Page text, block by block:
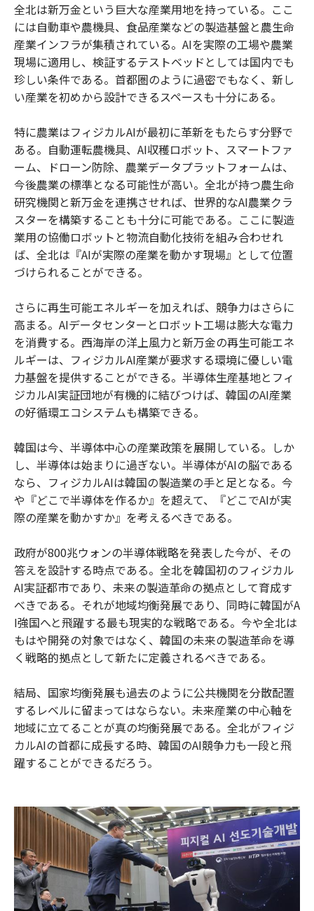
全北は新万金という巨大な産業用地を持っている。ここ
には自動車や農機具、食品産業などの製造基盤と農生命
産業インフラが集積されている。AIを実際の工場や農業
現場に適用し、検証するテストベッドとしては国内でも
珍しい条件である。首都圏のように過密でもなく、新し
い産業を初めから設計できるスペースも十分にある。
特に農業はフィジカルAIが最初に革新をもたらす分野で
ある。自動運転農機具、AI収穫ロボット、スマートファ
ーム、ドローン防除、農業データプラットフォームは、
今後農業の標準となる可能性が高い。全北が持つ農生命
研究機関と新万金を連携させれば、世界的なAI農業クラ
スターを構築することも十分に可能である。ここに製造
業用の協働ロボットと物流自動化技術を組み合わせれ
ば、全北は『AIが実際の産業を動かす現場』として位置
づけられることができる。
さらに再生可能エネルギーを加えれば、競争力はさらに
高まる。AIデータセンターとロボット工場は膨大な電力
を消費する。西海岸の洋上風力と新万金の再生可能エネ
ルギーは、フィジカルAI産業が要求する環境に優しい電
力基盤を提供することができる。半導体生産基地とフィ
ジカルAI実証団地が有機的に結びつけば、韓国のAI産業
の好循環エコシステムも構築できる。
韓国は今、半導体中心の産業政策を展開している。しか
し、半導体は始まりに過ぎない。半導体がAIの脳である
なら、フィジカルAIは韓国の製造業の手と足となる。今
や『どこで半導体を作るか』を超えて、『どこでAIが実
際の産業を動かすか』を考えるべきである。
政府が800兆ウォンの半導体戦略を発表した今が、その
答えを設計する時点である。全北を韓国初のフィジカル
AI実証都市であり、未来の製造革命の拠点として育成す
べきである。それが地域均衡発展であり、同時に韓国がA
I強国へと飛躍する最も現実的な戦略である。今や全北は
もはや開発の対象ではなく、韓国の未来の製造革命を導
く戦略的拠点として新たに定義されるべきである。
結局、国家均衡発展も過去のように公共機関を分散配置
するレベルに留まってはならない。未来産業の中心軸を
地域に立てることが真の均衡発展である。全北がフィジ
カルAIの首都に成長する時、韓国のAI競争力も一段と飛
躍することができるだろう。